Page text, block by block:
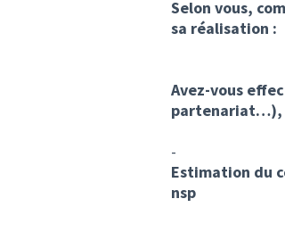
Selon vous,
sa réalisation :
Avez-vous
partenariat…),
-
Estimation du
nsp